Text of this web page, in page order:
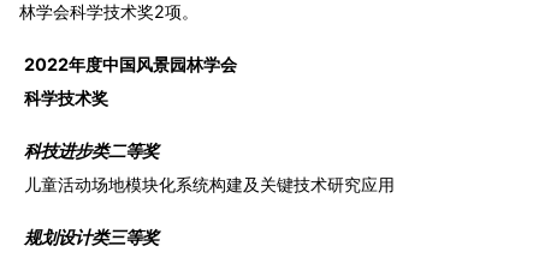
林学会科学技术奖2项。
2022年度中国风景园林学会
科学技术奖
科技进步类二等奖
儿童活动场地模块化系统构建及关键技术研究应用
规划设计类三等奖